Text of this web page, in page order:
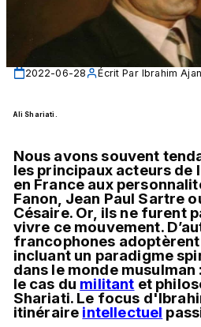
2022-06-28 Écrit Par Ibrahim Ajan
Ali Shariati.
Nous avons souvent
les principaux acteurs de
en France aux
Fanon, Jean Paul Sartre
Césaire. Or, ils ne furent
vivre ce mouvement.
francophones
incluant un paradigme
dans le monde
le cas du militant et
Shariati. Le focus
itinéraire intellectuel